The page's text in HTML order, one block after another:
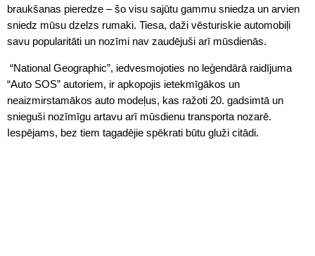
braukšanas pieredze – šo visu sajūtu gammu sniedza un arvien
sniedz mūsu dzelzs rumaki. Tiesa, daži vēsturiskie automobiļi
savu popularitāti un nozīmi nav zaudējuši arī mūsdienās.
“National Geographic”, iedvesmojoties no leģendārā raidījuma
“Auto SOS” autoriem, ir apkopojis ietekmīgākos un
neaizmirstamākos auto modeļus, kas ražoti 20. gadsimtā un
snieguši nozīmīgu artavu arī mūsdienu transporta nozarē.
Iespējams, bez tiem tagadējie spēkrati būtu gluži citādi.